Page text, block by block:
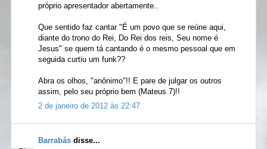
próprio apresentador abertamente..
Que sentido faz cantar "É um povo que se reúne aqui,
diante do trono do Rei, Do Rei dos reis, Seu nome é
Jesus" se quem tá cantando é o mesmo pessoal que em
seguida curtiu um funk??
Abra os olhos, "anônimo"!! E pare de julgar os outros
assim, pelo seu próprio bem (Mateus 7)!!
2 de janeiro de 2012 às 22:47
Barrabás disse...